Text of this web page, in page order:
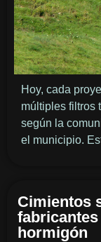
Hoy, cada
múltiples filtros
según la
el municipio.
Cimientos
hormigón